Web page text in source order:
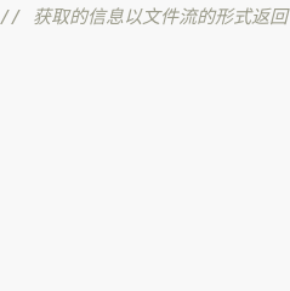
// 获取的信息以文件流的形式返回